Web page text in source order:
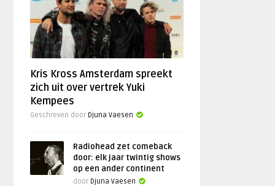
Kris Kross Amsterdam spreekt
zich uit over vertrek Yuki
Kempees
Geschreven door Djuna Vaesen
Radiohead zet comeback
door: elk jaar twintig shows
op een ander continent
door Djuna Vaesen